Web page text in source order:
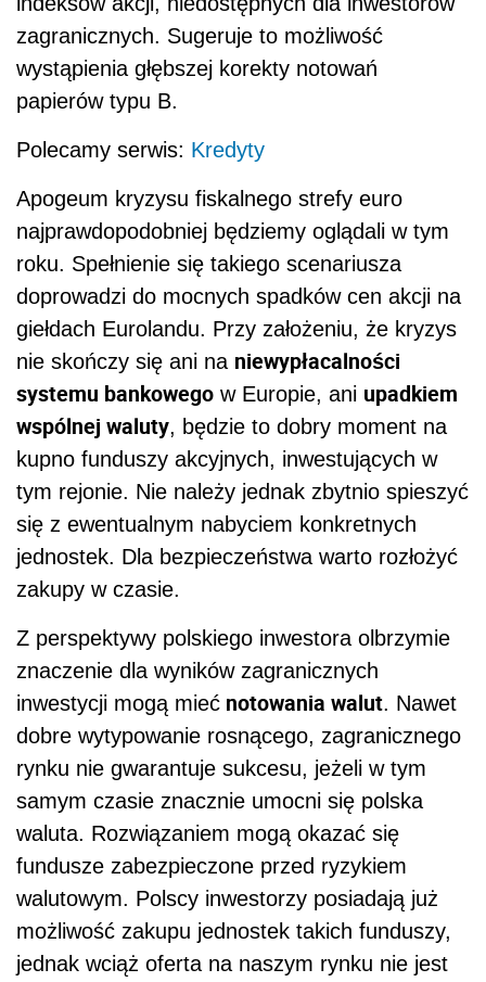
zagranicznych. Sugeruje to możliwość
wystąpienia głębszej korekty notowań
papierów typu B.
Polecamy serwis: Kredyty
Apogeum kryzysu fiskalnego strefy euro
najprawdopodobniej będziemy oglądali w tym
roku. Spełnienie się takiego scenariusza
doprowadzi do mocnych spadków cen akcji na
giełdach Eurolandu. Przy założeniu, że kryzys
nie skończy się ani na niewypłacalności
systemu bankowego w Europie, ani upadkiem
wspólnej waluty, będzie to dobry moment na
kupno funduszy akcyjnych, inwestujących w
tym rejonie. Nie należy jednak zbytnio spieszyć
się z ewentualnym nabyciem konkretnych
jednostek. Dla bezpieczeństwa warto rozłożyć
zakupy w czasie.
Z perspektywy polskiego inwestora olbrzymie
znaczenie dla wyników zagranicznych
inwestycji mogą mieć notowania walut. Nawet
dobre wytypowanie rosnącego, zagranicznego
rynku nie gwarantuje sukcesu, jeżeli w tym
samym czasie znacznie umocni się polska
waluta. Rozwiązaniem mogą okazać się
fundusze zabezpieczone przed ryzykiem
walutowym. Polscy inwestorzy posiadają już
możliwość zakupu jednostek takich funduszy,
jednak wciąż oferta na naszym rynku nie jest